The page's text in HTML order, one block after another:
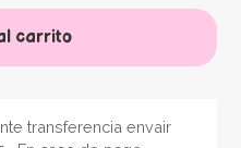
carrito
transferencia envair